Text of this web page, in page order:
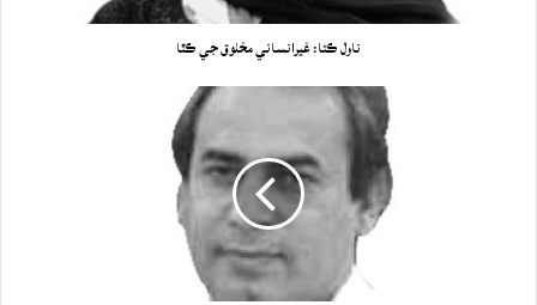
ناول ڪتا: غيرانساني مخلوق جي ڪٿا